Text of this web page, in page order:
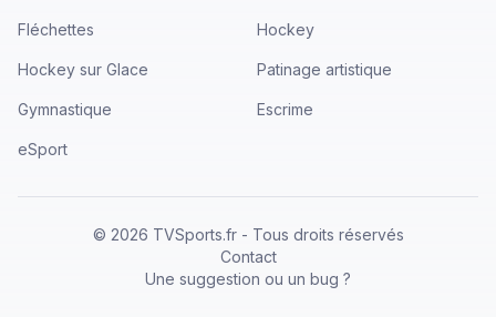
Fléchettes Hockey
Hockey sur Glace Patinage artistique
Gymnastique Escrime
eSport
© 2026 TVSports.fr - Tous droits réservés
Contact
Une suggestion ou un bug ?